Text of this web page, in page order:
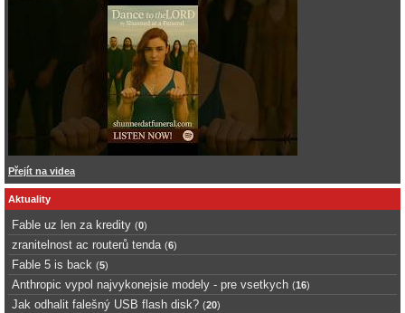
Přejít na videa
Aktuality
Fable uz len za kredity (0)
zranitelnost ac routerů tenda (6)
Fable 5 is back (5)
Anthropic vypol najvykonejsie modely - pre vsetkych (16)
Jak odhalit falešný USB flash disk? (20)